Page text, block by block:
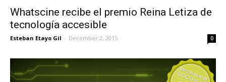
Whatscine recibe el premio Reina Letiza de
tecnología accesible
Esteban Etayo Gil - December 2, 2015 0